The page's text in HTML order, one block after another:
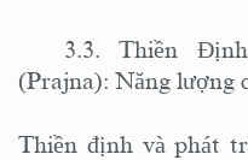
3.3. Thiền
(Prajna): Năng lượng
Thiền định và phát